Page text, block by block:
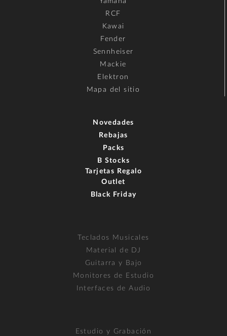
RCF
Kawai
Fender
Sennheiser
Mackie
Elektron
Mapa del sitio
Novedades
Rebajas
Packs
B Stocks
Tarjetas Regalo
Outlet
Black Friday
Teclados Musicales
Material de DJ
Guitarra y Bajo
Monitores de Estudio
Interfaces de Audio
Estudio y Grabación